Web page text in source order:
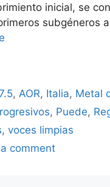
inicial, se
subgéneros
, AOR, Italia, Metal
, Puede,
, voces limpias
comment